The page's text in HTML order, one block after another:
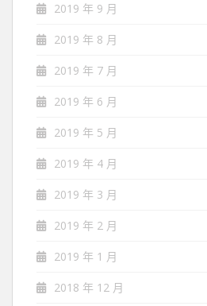
2019 年 9 月
2019 年 8 月
2019 年 7 月
2019 年 6 月
2019 年 5 月
2019 年 4 月
2019 年 3 月
2019 年 2 月
2019 年 1 月
2018 年 12 月